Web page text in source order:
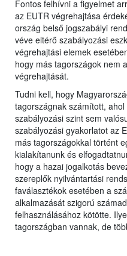
Fontos felhívni a figyelmet
az EUTR végrehajtása
ország belső jogszabályi
véve eltérő szabályozási
végrehajtási elemek
hogy más tagországok nem
végrehajtását.
Tudni kell, hogy
tagországnak számított,
szabályozási szint sem
szabályozási gyakorlatot az
más tagországokkal történt
kialakítanunk és
hogy a hazai jogalkotás
szereplők nyilvántartási
faválasztékok esetében a
alkalmazását szigorú
felhasználásához kötötte.
tagországban vannak, de